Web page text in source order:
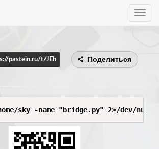
Toggle
pastein.ru/t/JEh Поделиться
sky -name "bridge.py" 2>/dev/null